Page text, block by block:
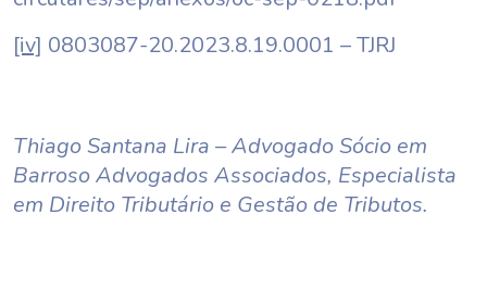
[iv] 0803087-20.2023.8.19.0001 – TJRJ
Thiago Santana Lira – Advogado Sócio em
Barroso Advogados Associados, Especialista
em Direito Tributário e Gestão de Tributos.